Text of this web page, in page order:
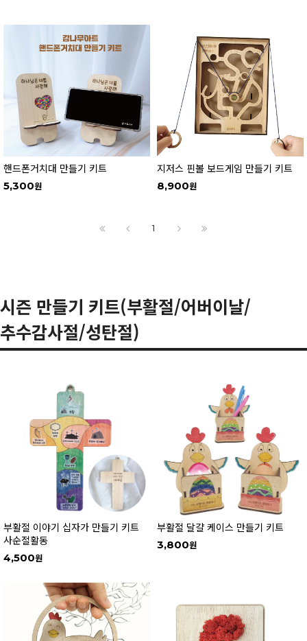
핸드폰거치대 만들기 키트
5,300
지저스 핀볼 보드게임 만들기 키트
8,900
1
시즌 만들기 키트(부활절/어버이날/
추수감사절/성탄절)
부활절 이야기 십자가 만들기 키트
사순절활동
4,500
부활절 달걀 케이스 만들기 키트
3,800